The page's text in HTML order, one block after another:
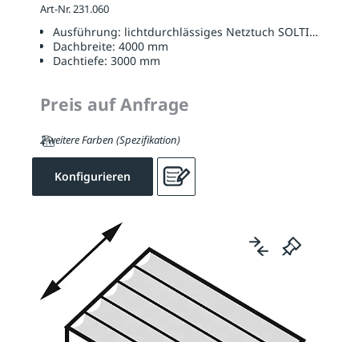
Art-Nr. 231.060
Ausführung: lichtdurchlässiges Netztuch SOLTIS W96
Dachbreite: 4000 mm
Dachtiefe: 3000 mm
Preis auf Anfrage
2 weitere Farben (Spezifikation)
Konfigurieren